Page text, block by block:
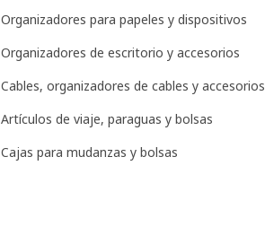
Organizadores para papeles y dispositivos
Organizadores de escritorio y accesorios
Cables, organizadores de cables y accesorios
Artículos de viaje, paraguas y bolsas
Cajas para mudanzas y bolsas